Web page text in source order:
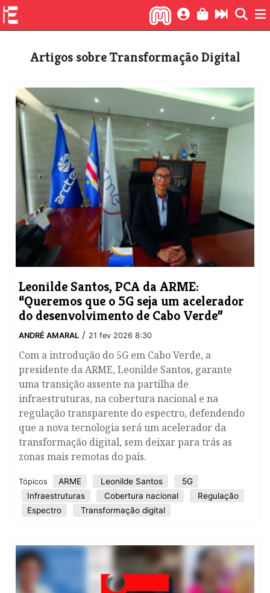
Artigos sobre Transformação Digital
Leonilde Santos, PCA da ARME:
“Queremos que o 5G seja um acelerador
do desenvolvimento de Cabo Verde”
ANDRÉ AMARAL / 21 fev 2026 8:30
Com a introdução do 5G em Cabo Verde, a
presidente da ARME, Leonilde Santos, garante
uma transição assente na partilha de
infraestruturas, na cobertura nacional e na
regulação transparente do espectro, defendendo
que a nova tecnologia será um acelerador da
transformação digital, sem deixar para trás as
zonas mais remotas do país.
Tópicos ARME Leonilde Santos
5G
Infraestruturas
Cobertura nacional
Regulação
Espectro
Transformação digital